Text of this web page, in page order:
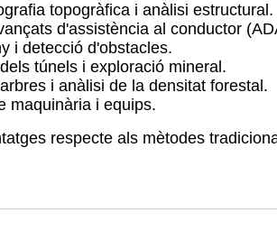
topogràfica i anàlisi estructural.
d'assistència al conductor
i detecció d'obstacles.
túnels i exploració mineral.
i anàlisi de la densitat forestal.
maquinària i equips.
respecte als mètodes